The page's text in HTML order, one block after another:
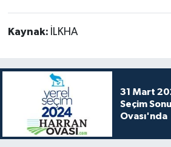
Kaynak: İLKHA
31 Mart
Seçim
Ovası'nda